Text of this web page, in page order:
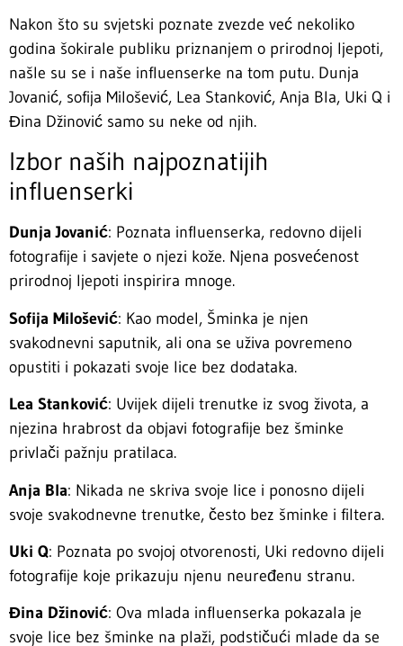
Nakon što su svjetski poznate zvezde već nekoliko
godina šokirale publiku priznanjem o prirodnoj ljepoti,
našle su se i naše influenserke na tom putu. Dunja
Jovanić, sofija Milošević, Lea Stanković, Anja Bla, Uki Q i
Đina Džinović samo su neke od njih.
Izbor naših najpoznatijih
influenserki
Dunja Jovanić: Poznata influenserka, redovno dijeli
fotografije i savjete o njezi kože. Njena posvećenost
prirodnoj ljepoti inspirira mnoge.
Sofija Milošević: Kao model, Šminka je njen
svakodnevni saputnik, ali ona se uživa povremeno
opustiti i pokazati svoje lice bez dodataka.
Lea Stanković: Uvijek dijeli trenutke iz svog života, a
njezina hrabrost da objavi fotografije bez šminke
privlači pažnju pratilaca.
Anja Bla: Nikada ne skriva svoje lice i ponosno dijeli
svoje svakodnevne trenutke, često bez šminke i filtera.
Uki Q: Poznata po svojoj otvorenosti, Uki redovno dijeli
fotografije koje prikazuju njenu neuređenu stranu.
Đina Džinović: Ova mlada influenserka pokazala je
svoje lice bez šminke na plaži, podstičući mlade da se